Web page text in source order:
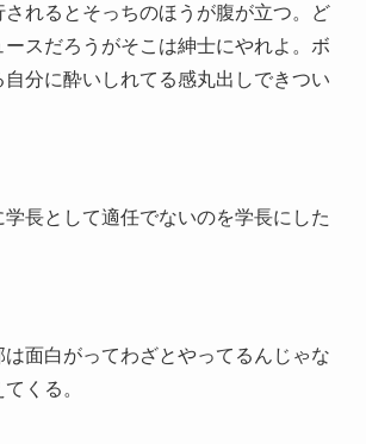
されるとそっちのほうが腹が立つ。ど
スだろうがそこは紳士にやれよ。ボ
自分に酔いしれてる感丸出しできつい
長として適任でないのを学長にした
は面白がってわざとやってるんじゃな
くる。